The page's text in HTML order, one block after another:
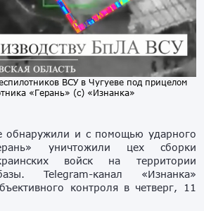
ВСУ в Чугуеве под прицелом
«Герань» (с) «Изнанка»
обнаружили и с помощью ударного
уничтожили цех сборки
войск на территории
Telegram-канал «Изнанка»
контроля в четверг, 11